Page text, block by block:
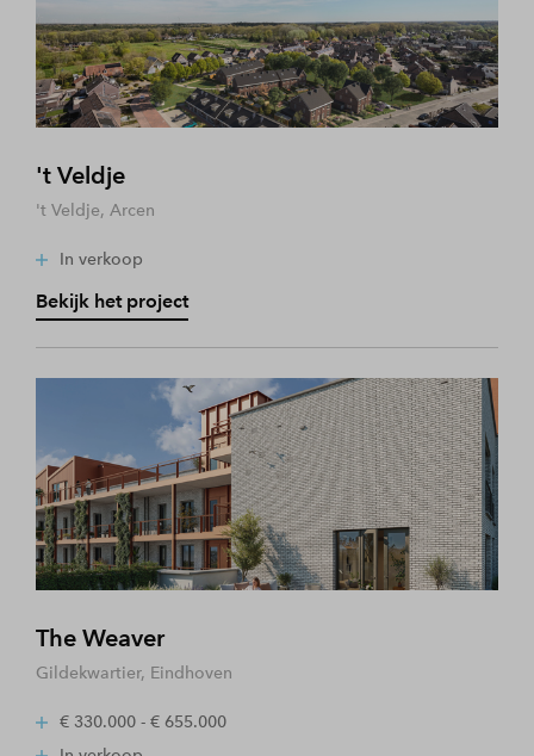
't Veldje
't Veldje, Arcen
In verkoop
Bekijk het project
The Weaver
Gildekwartier, Eindhoven
€ 330.000 - € 655.000